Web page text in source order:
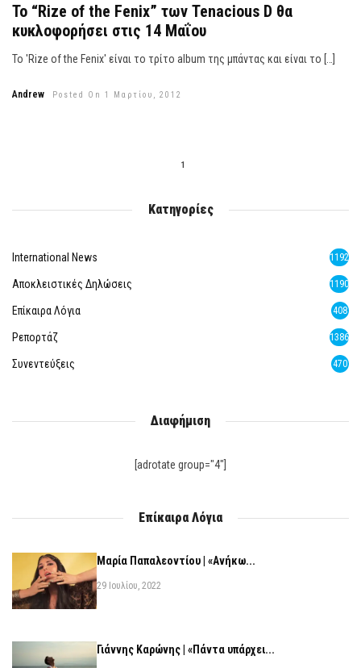
Το “Rize of the Fenix” των Tenacious D θα
κυκλοφορήσει στις 14 Μαΐου
Το 'Rize of the Fenix' είναι το τρίτο album της μπάντας και είναι το […]
Andrew Posted On 1 Μαρτίου, 2012
1
Κατηγορίες
International News 1192
Αποκλειστικές Δηλώσεις 1190
Επίκαιρα Λόγια 408
Ρεπορτάζ 1386
Συνεντεύξεις 470
Διαφήμιση
[adrotate group="4"]
Επίκαιρα Λόγια
Μαρία Παπαλεοντίου | «Ανήκω...
29 Ιουλίου, 2022
Γιάννης Καρώνης | «Πάντα υπάρχει...